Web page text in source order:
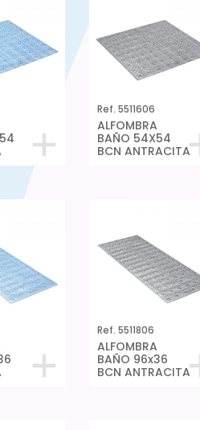
Ref. 5511606
ALFOMBRA
BAÑO 54X54
BCN ANTRACITA
Ref. 5511806
ALFOMBRA
BAÑO 96x36
BCN ANTRACITA